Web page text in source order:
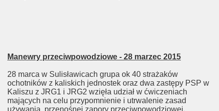
Manewry przeciwpowodziowe - 28 marzec 2015
28 marca w Sulisławicach grupa ok 40 strażaków
ochotników z kaliskich jednostek oraz dwa zastępy PSP w
Kaliszu z JRG1 i JRG2 wzięła udział w ćwiczeniach
mających na celu przypomnienie i utrwalenie zasad
używania przenośnej zapory przeciwpowodziowej.